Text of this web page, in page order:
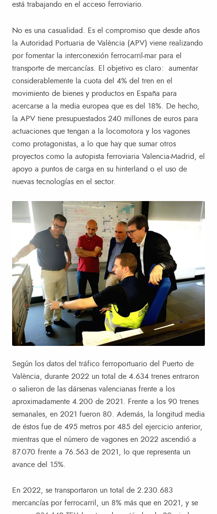
está trabajando en el acceso ferroviario.
No es una casualidad. Es el compromiso que desde años
la Autoridad Portuaria de València (APV) viene realizando
por fomentar la interconexión ferrocarril-mar para el
transporte de mercancías. El objetivo es claro: aumentar
considerablemente la cuota del 4% del tren en el
movimiento de bienes y productos en España para
acercarse a la media europea que es del 18%. De hecho,
la APV tiene presupuestados 240 millones de euros para
actuaciones que tengan a la locomotora y los vagones
como protagonistas, a lo que hay que sumar otros
proyectos como la autopista ferroviaria Valencia-Madrid, el
apoyo a puntos de carga en su hinterland o el uso de
nuevas tecnologías en el sector.
Según los datos del tráfico ferroportuario del Puerto de
València, durante 2022 un total de 4.634 trenes entraron
o salieron de las dársenas valencianas frente a los
aproximadamente 4.200 de 2021. Frente a los 90 trenes
semanales, en 2021 fueron 80. Además, la longitud media
de éstos fue de 495 metros por 485 del ejercicio anterior,
mientras que el número de vagones en 2022 ascendió a
87.070 frente a 76.563 de 2021, lo que representa un
avance del 15%.
En 2022, se transportaron un total de 2.230.683
mercancías por ferrocarril, un 8% más que en 2021, y se